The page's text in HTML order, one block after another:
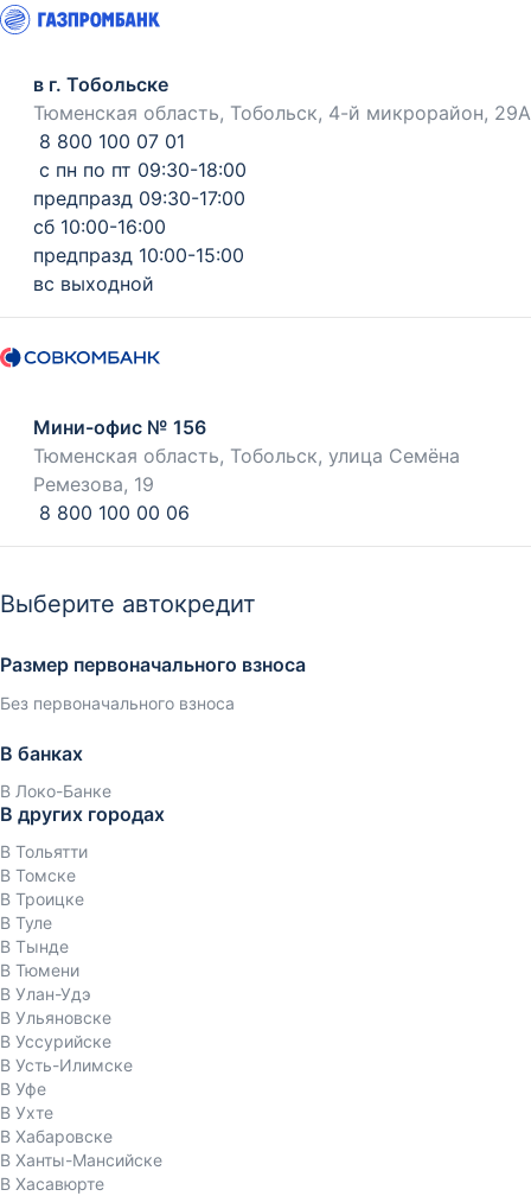
в г. Тобольске
Тюменская область, Тобольск, 4-й микрорайон, 29А
8 800 100 07 01
с пн по пт 09:30-18:00
предпразд 09:30-17:00
сб 10:00-16:00
предпразд 10:00-15:00
вс выходной
Мини-офис № 156
Тюменская область, Тобольск, улица Семёна
Ремезова, 19
8 800 100 00 06
Выберите автокредит
Размер первоначального взноса
Без первоначального взноса
В банках
В Локо-Банке
В других городах
В Тольятти
В Томске
В Троицке
В Туле
В Тынде
В Тюмени
В Улан-Удэ
В Ульяновске
В Уссурийске
В Усть-Илимске
В Уфе
В Ухте
В Хабаровске
В Ханты-Мансийске
В Хасавюрте